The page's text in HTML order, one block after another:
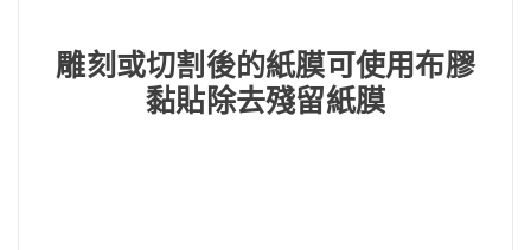
雕刻或切割後的紙膜可使用布膠
黏貼除去殘留紙膜